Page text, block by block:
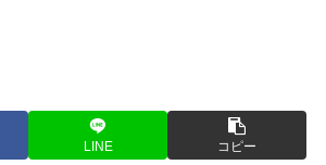
LINE コピー